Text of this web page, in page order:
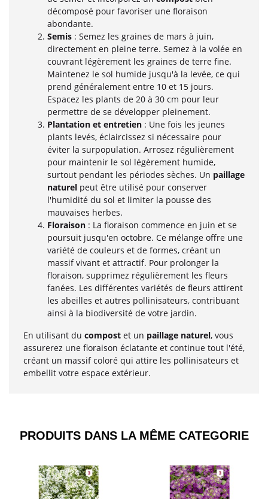
décomposé pour favoriser une floraison
abondante.
Semis : Semez les graines de mars à juin,
directement en pleine terre. Semez à la volée en
couvrant légèrement les graines de terre fine.
Maintenez le sol humide jusqu'à la levée, ce qui
prend généralement entre 10 et 15 jours.
Espacez les plants de 20 à 30 cm pour leur
permettre de se développer pleinement.
Plantation et entretien : Une fois les jeunes
plants levés, éclaircissez si nécessaire pour
éviter la surpopulation. Arrosez régulièrement
pour maintenir le sol légèrement humide,
surtout pendant les périodes sèches. Un paillage
naturel peut être utilisé pour conserver
l'humidité du sol et limiter la pousse des
mauvaises herbes.
Floraison : La floraison commence en juin et se
poursuit jusqu'en octobre. Ce mélange offre une
variété de couleurs et de formes, créant un
massif vivant et attractif. Pour prolonger la
floraison, supprimez régulièrement les fleurs
fanées. Les différentes variétés de fleurs attirent
les abeilles et autres pollinisateurs, contribuant
ainsi à la biodiversité de votre jardin.
En utilisant du compost et un paillage naturel, vous
assurerez une floraison éclatante et continue tout l'été,
créant un massif coloré qui attire les pollinisateurs et
embellit votre espace extérieur.
PRODUITS DANS LA MÊME CATEGORIE​